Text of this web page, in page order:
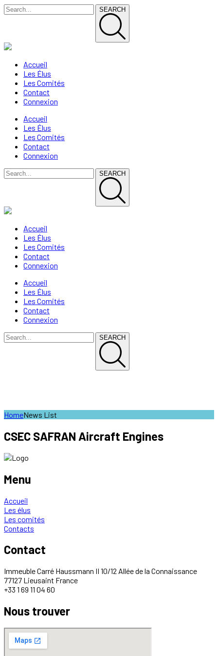
SEARCH
Accueil
Les Élus
Les Comités
Contact
Connexion
Accueil
Les Élus
Les Comités
Contact
Connexion
SEARCH
Accueil
Les Élus
Les Comités
Contact
Connexion
Accueil
Les Élus
Les Comités
Contact
Connexion
SEARCH
HomeNews List
CSEC SAFRAN Aircraft Engines
Menu
Accueil
Les élus
Les comités
Contacts
Contact
Immeuble Carré Haussmann II 10/12 Allée de la Connaissance
77127 Lieusaint France
+33 1 69 11 04 60
Nous trouver